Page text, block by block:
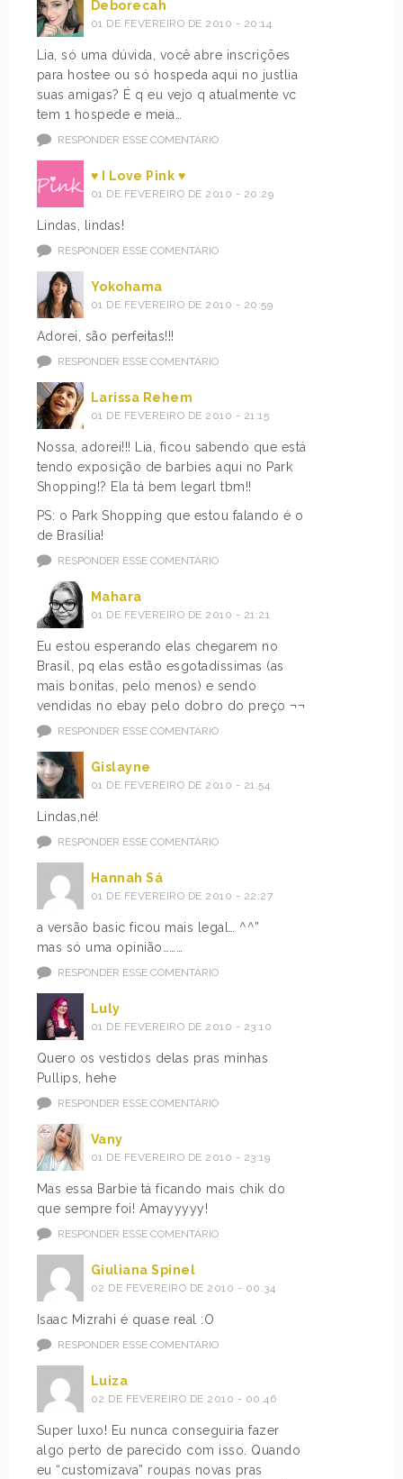
Deborecah
01 DE FEVEREIRO DE 2010 - 20:14
Lia, só uma dúvida, você abre inscrições
para hostee ou só hospeda aqui no justlia
suas amigas? É q eu vejo q atualmente vc
tem 1 hospede e meia…
RESPONDER ESSE COMENTÁRIO
♥ I Love Pink ♥
01 DE FEVEREIRO DE 2010 - 20:29
Lindas, lindas!
RESPONDER ESSE COMENTÁRIO
Yokohama
01 DE FEVEREIRO DE 2010 - 20:59
Adorei, são perfeitas!!!
RESPONDER ESSE COMENTÁRIO
Larissa Rehem
01 DE FEVEREIRO DE 2010 - 21:15
Nossa, adorei!!! Lia, ficou sabendo que está
tendo exposição de barbies aqui no Park
Shopping!? Ela tá bem legarl tbm!!
PS: o Park Shopping que estou falando é o
de Brasília!
RESPONDER ESSE COMENTÁRIO
Mahara
01 DE FEVEREIRO DE 2010 - 21:21
Eu estou esperando elas chegarem no
Brasil, pq elas estão esgotadíssimas (as
mais bonitas, pelo menos) e sendo
vendidas no ebay pelo dobro do preço ¬¬
RESPONDER ESSE COMENTÁRIO
Gislayne
01 DE FEVEREIRO DE 2010 - 21:54
Lindas,né!
RESPONDER ESSE COMENTÁRIO
Hannah Sá
01 DE FEVEREIRO DE 2010 - 22:27
a versão basic ficou mais legal… ^^”
mas só uma opinião………
RESPONDER ESSE COMENTÁRIO
Luly
01 DE FEVEREIRO DE 2010 - 23:10
Quero os vestidos delas pras minhas
Pullips, hehe
RESPONDER ESSE COMENTÁRIO
Vany
01 DE FEVEREIRO DE 2010 - 23:19
Mas essa Barbie tá ficando mais chik do
que sempre foi! Amayyyyy!
RESPONDER ESSE COMENTÁRIO
Giuliana Spinel
02 DE FEVEREIRO DE 2010 - 00:34
Isaac Mizrahi é quase real :O
RESPONDER ESSE COMENTÁRIO
Luiza
02 DE FEVEREIRO DE 2010 - 00:46
Super luxo! Eu nunca conseguiria fazer
algo perto de parecido com isso. Quando
eu “customizava” roupas novas pras